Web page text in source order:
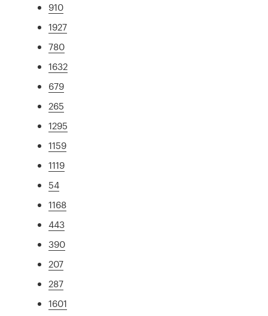
910
1927
780
1632
679
265
1295
1159
1119
54
1168
443
390
207
287
1601